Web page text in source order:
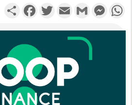
PartagerFacebookTwitterEmail Gmail